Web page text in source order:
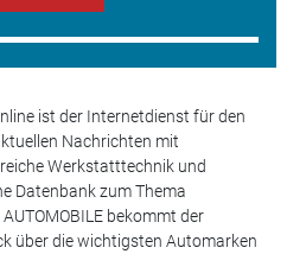
ist der Internetdienst für den
Nachrichten mit
Werkstatttechnik und
Datenbank zum Thema
bekommt der
über die wichtigsten Automarken